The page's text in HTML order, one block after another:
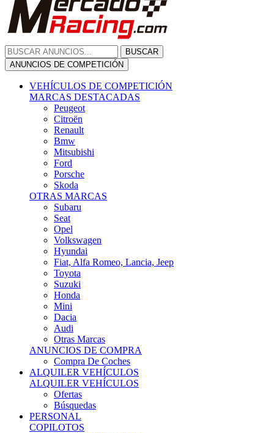
Porsche
Skoda
OTRAS MARCAS
Seat
Opel
Volkswagen
Hyundai
Fiat, Alfa Romeo, Lancia, Jeep
Toyota
Suzuki
Honda
Mini
Dacia
Audi
Otras Marcas
ANUNCIOS DE COMPRA
Compra De Coches
ALQUILER VEHÍCULOS
ALQUILER VEHÍCULOS
Ofertas
Búsquedas
PERSONAL
COPILOTOS
Copilotos Disponibles
Busqueda De Copilotos
MECANICOS
Mecánicos Disponibles
Búsqueda De Mecánicos
PIEZAS DE COMPETICIÓN
MECÁNICA
Motores
Refrigeración
Electrónica
Cajas De Cambio
Sistemas De Escape
Carrocería
Depositos
Suspensiones